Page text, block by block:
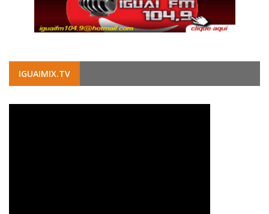
IGUAIMIX.TV